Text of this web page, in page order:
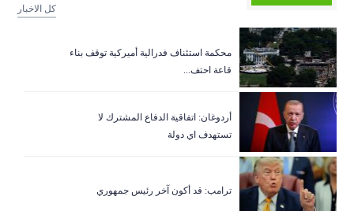
كل الاخبار
‏محكمة استئناف فدرالية أميركية توقف بناء
قاعة احتف...
أردوغان: اتفاقية الدفاع المشترك لا
تستهدف اي دولة
ترامب: قد أكون آخر رئيس جمهوري